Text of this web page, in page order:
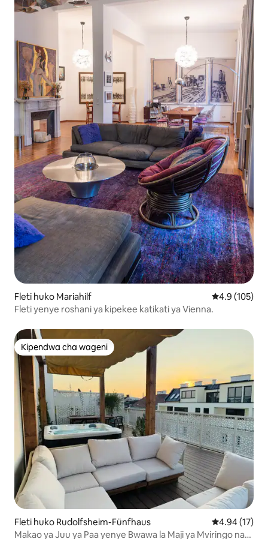
Fleti huko Mariahilf Ukadiriaji wa
4.9 (105)
Fleti yenye roshani ya kipekee katikati ya Vienna.
Kipendwa cha wageni
Kipendwa cha wageni
Fleti huko Rudolfsheim-Fünfhaus Ukadiriaji wa
4.94 (17)
Makao ya Juu ya Paa yenye Bwawa la Maji ya Mviringo na